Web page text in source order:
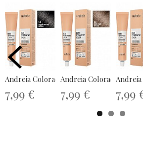
Andreia Coloración Demi Permanente...
7,99 €
Andreia Coloración
7,99 € 7,99